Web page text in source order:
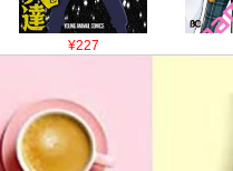
¥227